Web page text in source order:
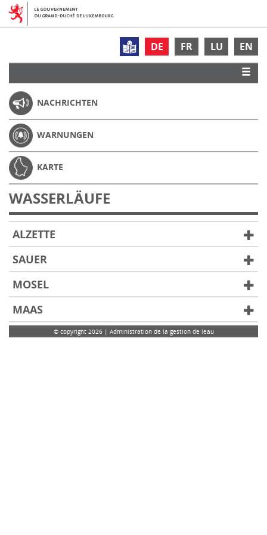
DE FR LU EN
NACHRICHTEN
WARNUNGEN
KARTE
WASSERLÄUFE
ALZETTE
SAUER
MOSEL
MAAS
© copyright 2026 | Administration de la gestion de leau